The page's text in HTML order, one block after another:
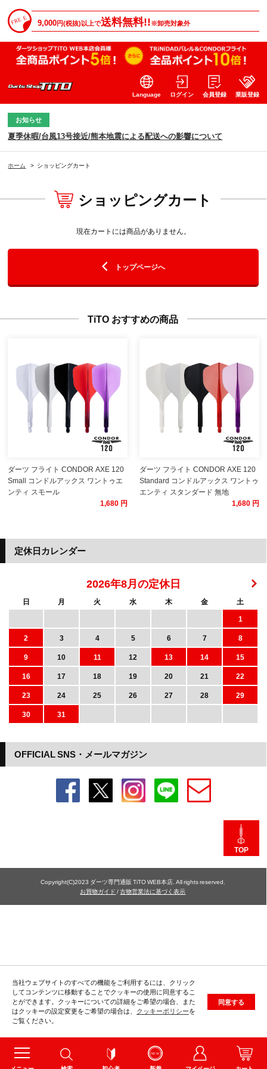
9,000円(税抜)以上で送料無料!!※卸売対象外
Language ログイン 会員登録 業販登録
お知らせ
夏季休暇/台風13号接近/熊本地震による配送への影響について
ホーム > ショッピングカート
ショッピングカート
現在カートには商品がありません。
トップページへ
TiTO おすすめの商品
ダーツ フライト CONDOR AXE 120
Small コンドルアックス ワントゥエ
ンティ スモール
1,680 円
ダーツ フライト CONDOR AXE 120
Standard コンドルアックス ワントゥ
エンティ スタンダード 無地
1,680 円
当社ウェブサイトのすべての機能をご利用するには、クリック
してコンテンツに移動することでクッキーの使用に同意するこ
とができます。クッキーについての詳細をご希望の場合、また
はクッキーの設定変更をご希望の場合は、 クッキーポリシーを
ご覧ください。
同意する
OFFICIAL SNS・メールマガジン
定休日カレンダー
2026年8月の定休日
日 月 火 水 木 金
土
1
2
3 4 5 6 7
8
9
10 11 12 13 14
15
16
17 18 19 20 21
22
23
24 25 26 27 28
29
30
31
TOP
Copyright(C)2023 ダーツ専門通販 TiTO WEB本店. All rights reserved.
お買物ガイド /古物営業法に基づく表示